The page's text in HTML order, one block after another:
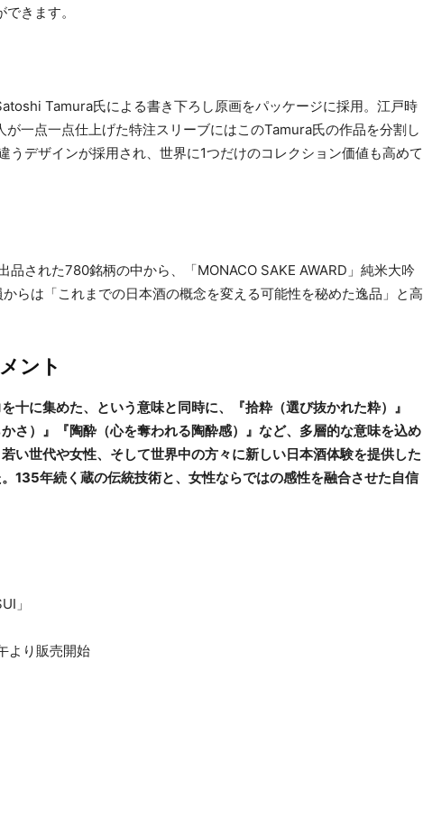
きます。
Tamura氏による書き下ろし原画をパッケージに採用。江戸時
一点一点仕上げた特注スリーブにはこのTamura氏の作品を分割し
うデザインが採用され、世界に1つだけのコレクション価値も高めて
された780銘柄の中から、「MONACO SAKE AWARD」純米大吟
らは「これまでの日本酒の概念を変える可能性を秘めた逸品」と高
ント
十に集めた、という意味と同時に、『拾粋（選び抜かれた粋）』
さ）』『陶酔（心を奪われる陶酔感）』など、多層的な意味を込め
い世代や女性、そして世界中の方々に新しい日本酒体験を提供した
135年続く蔵の伝統技術と、女性ならではの感性を融合させた自信
」
より販売開始